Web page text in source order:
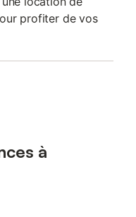
profiter de vos
à